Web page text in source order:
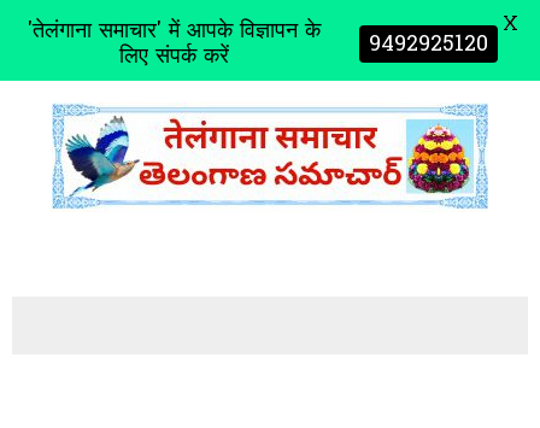
'तेलंगाना समाचार' में आपके विज्ञापन के
लिए संपर्क करें 9492925120 X